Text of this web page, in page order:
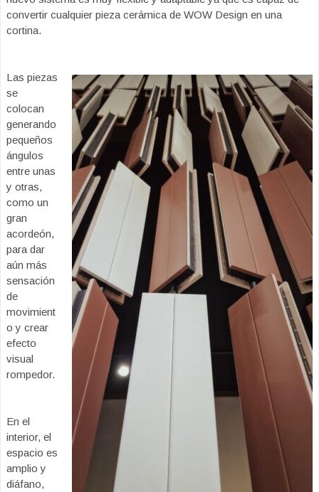
convertir cualquier pieza cerámica de WOW Design en una
cortina.
Las piezas
se
colocan
generando
pequeños
ángulos
entre unas
y otras,
como un
gran
acordeón,
para dar
aún más
sensación
de
movimient
o y crear
efecto
visual
rompedor.
En el
interior, el
espacio es
amplio y
diáfano,